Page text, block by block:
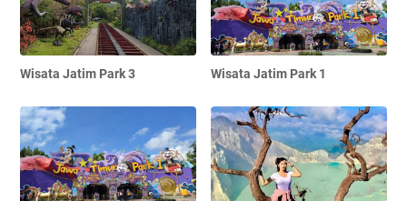
Wisata Jatim Park 3 Wisata Jatim Park 1